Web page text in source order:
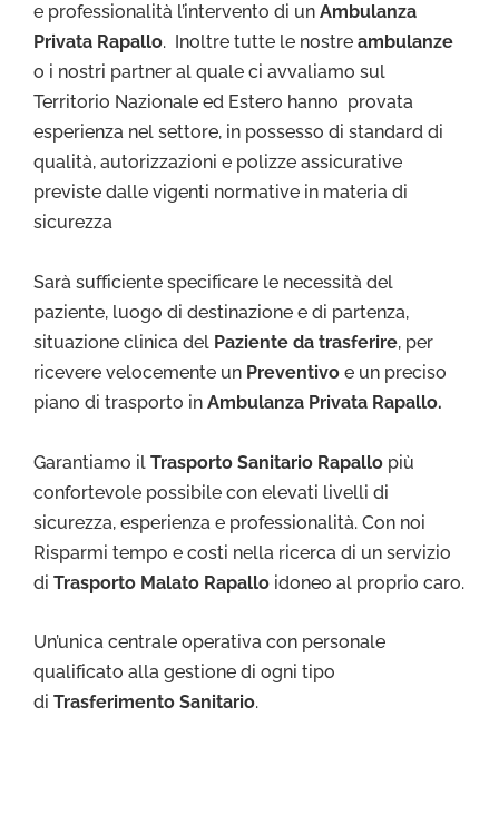
e professionalità l’intervento di un Ambulanza
Privata Rapallo. Inoltre tutte le nostre ambulanze
o i nostri partner al quale ci avvaliamo sul
Territorio Nazionale ed Estero hanno provata
esperienza nel settore, in possesso di standard di
qualità, autorizzazioni e polizze assicurative
previste dalle vigenti normative in materia di
sicurezza
Sarà sufficiente specificare le necessità del
paziente, luogo di destinazione e di partenza,
situazione clinica del Paziente da trasferire, per
ricevere velocemente un Preventivo e un preciso
piano di trasporto in Ambulanza Privata Rapallo.
Garantiamo il Trasporto Sanitario Rapallo più
confortevole possibile con elevati livelli di
sicurezza, esperienza e professionalità. Con noi
Risparmi tempo e costi nella ricerca di un servizio
di Trasporto Malato Rapallo idoneo al proprio caro.
Un’unica centrale operativa con personale
qualificato alla gestione di ogni tipo
di Trasferimento Sanitario.